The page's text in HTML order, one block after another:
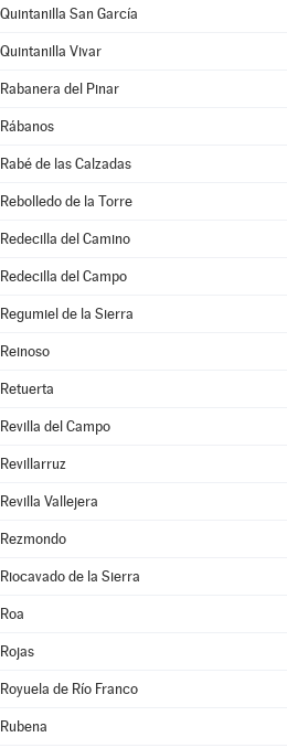
Quintanilla San García
Quintanilla Vivar
Rabanera del Pinar
Rábanos
Rabé de las Calzadas
Rebolledo de la Torre
Redecilla del Camino
Redecilla del Campo
Regumiel de la Sierra
Reinoso
Retuerta
Revilla del Campo
Revillarruz
Revilla Vallejera
Rezmondo
Riocavado de la Sierra
Roa
Rojas
Royuela de Río Franco
Rubena